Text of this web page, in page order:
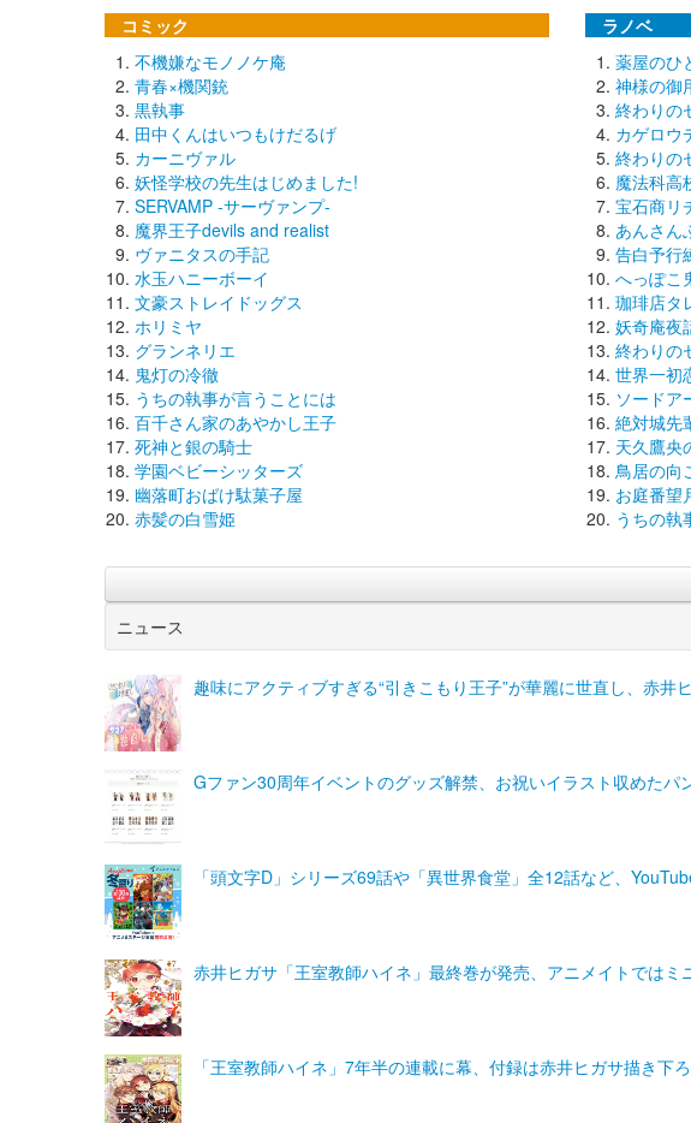
コミック
不機嫌なモノノケ庵
青春×機関銃
黒執事
田中くんはいつもけだるげ
カーニヴァル
妖怪学校の先生はじめました!
SERVAMP -サーヴァンプ-
魔界王子devils and realist
ヴァニタスの手記
水玉ハニーボーイ
文豪ストレイドッグス
ホリミヤ
グランネリエ
鬼灯の冷徹
うちの執事が言うことには
百千さん家のあやかし王子
死神と銀の騎士
学園ベビーシッターズ
幽落町おばけ駄菓子屋
赤髪の白雪姫
ラノベ
薬屋のひ
神様の御
終わりの
カゲロウ
終わりの
魔法科高
宝石商リ
あんさん
告白予行
へっぽこ
珈琲店タ
妖奇庵夜
終わりの
世界一初
ソードア
絶対城先
天久鷹央
鳥居の向
お庭番望
うちの執
ニュース
趣味にアクティブすぎる“引きこもり王子”が華麗に世直し、赤井
Gファン30周年イベントのグッズ解禁、お祝いイラスト収めたパ
「頭文字D」シリーズ69話や「異世界食堂」全12話など、
赤井ヒガサ「王室教師ハイネ」最終巻が発売、アニメイトではミ
「王室教師ハイネ」7年半の連載に幕、付録は赤井ヒガサ描き下